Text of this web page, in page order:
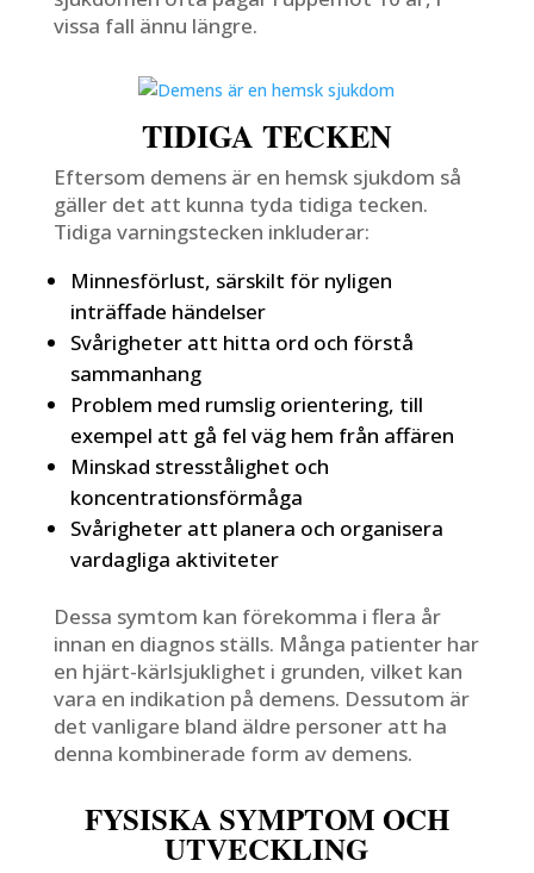
vissa fall ännu längre.
TIDIGA TECKEN
Eftersom demens är en hemsk sjukdom så
gäller det att kunna tyda tidiga tecken.
Tidiga varningstecken inkluderar:
Minnesförlust, särskilt för nyligen
inträffade händelser
Svårigheter att hitta ord och förstå
sammanhang
Problem med rumslig orientering, till
exempel att gå fel väg hem från affären
Minskad stresstålighet och
koncentrationsförmåga
Svårigheter att planera och organisera
vardagliga aktiviteter
Dessa symtom kan förekomma i flera år
innan en diagnos ställs. Många patienter har
en hjärt-kärlsjuklighet i grunden, vilket kan
vara en indikation på demens. Dessutom är
det vanligare bland äldre personer att ha
denna kombinerade form av demens.
FYSISKA SYMPTOM OCH
UTVECKLING